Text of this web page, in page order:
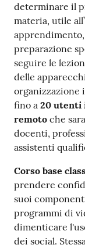
determinare il
materia, utile
preparazione
seguire le
delle
organizzazione
fino a 20 utenti
remoto che
docenti,
assistenti
Corso base
prendere
suoi
programmi di
dimenticare
dei social.